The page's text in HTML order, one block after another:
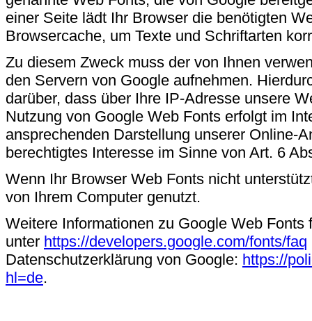
einer Seite lädt Ihr Browser die benötigten
Browsercache, um Texte und Schriftarten
Zu diesem Zweck muss der von Ihnen
den Servern von Google aufnehmen.
darüber, dass über Ihre IP-Adresse unsere
Nutzung von Google Web Fonts erfolgt im
ansprechenden Darstellung unserer Online-
berechtigtes Interesse im Sinne von Art. 6
Wenn Ihr Browser Web Fonts nicht
von Ihrem Computer genutzt.
Weitere Informationen zu Google Web Fonts
unter https://developers.google.com/fonts/faq
Datenschutzerklärung von Google: https://
hl=de.